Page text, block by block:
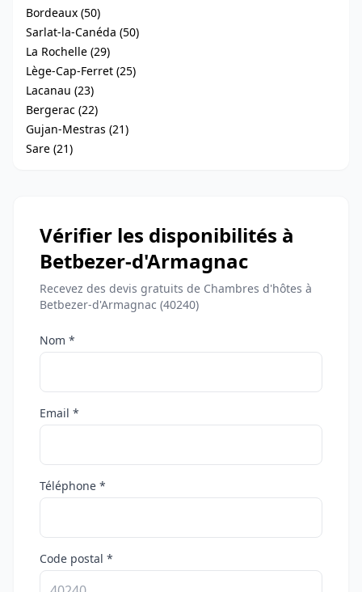
Bordeaux (50)
Sarlat-la-Canéda (50)
La Rochelle (29)
Lège-Cap-Ferret (25)
Lacanau (23)
Bergerac (22)
Gujan-Mestras (21)
Sare (21)
Vérifier les disponibilités à
Betbezer-d'Armagnac
Recevez des devis gratuits de Chambres d'hôtes à
Betbezer-d'Armagnac (40240)
Nom *
Email *
Téléphone *
Code postal *